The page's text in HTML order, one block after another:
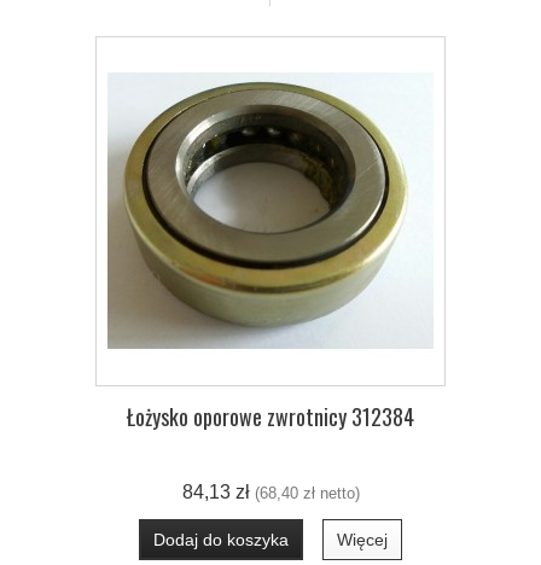
Łożysko oporowe zwrotnicy 312384
84,13 zł(68,40 zł netto)
Dodaj do koszyka Więcej